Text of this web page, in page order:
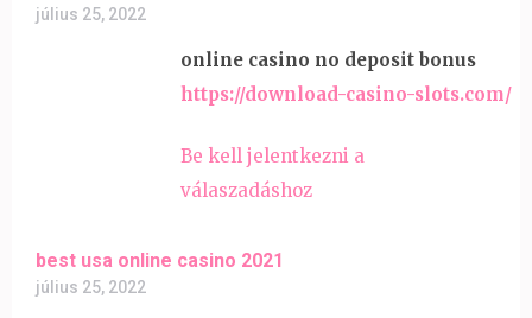
július 25, 2022
online casino no deposit bonus
https://download-casino-slots.com/
Be kell jelentkezni a
válaszadáshoz
best usa online casino 2021
július 25, 2022